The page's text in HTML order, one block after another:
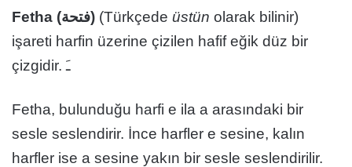
Fetha (فتحة‎‎) (Türkçede üstün olarak bilinir)
işareti harfin üzerine çizilen hafif eğik düz bir
çizgidir. ـَ
Fetha, bulunduğu harfi e ila a arasındaki bir
sesle seslendirir. İnce harfler e sesine, kalın
harfler ise a sesine yakın bir sesle seslendirilir.